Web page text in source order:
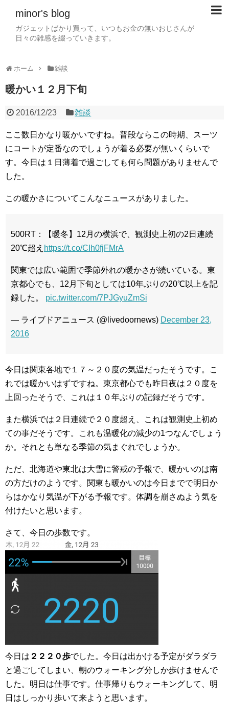
minor's blog
ガジェットばかり買って、いつもお金の無いおじさんが
日々の雑感を綴っていきます。
ホーム 雑談
暖かい１２月下旬
2016/12/23 雑談
ここ数日かなり暖かいですね。普段ならこの時期、スーツ
にコートが定番なのでしょうが着る必要が無いくらいで
す。今日は１日薄着で過ごしても何ら問題がありませんで
した。
この暖かさについてこんなニュースがありました。
500RT：【暖冬】12月の横浜で、観測史上初の2日連続
20℃超え https://t.co/CIh0fjFMrA
関東では広い範囲で季節外れの暖かさが続いている。東
京都心でも、12月下旬としては10年ぶりの20℃以上を記
録した。 pic.twitter.com/7PJGyuZmSi
— ライブドアニュース (@livedoornews) December 23,
2016
今日は関東各地で１７～２０度の気温だったそうです。こ
れでは暖かいはずですね。東京都心でも昨日夜は２０度を
上回ったそうで、これは１０年ぶりの記録だそうです。
また横浜では２日連続で２０度超え、これは観測史上初め
ての事だそうです。これも温暖化の減少の1つなんでしょう
か。それとも単なる季節の気まぐれでしょうか。
ただ、北海道や東北は大雪に警戒の予報で、暖かいのは南
の方だけのようです。関東も暖かいのは今日までで明日か
らはかなり気温が下がる予報です。体調を崩さぬよう気を
付けたいと思います。
さて、今日の歩数です。
今日は ２２２０歩でした。今日は出かける予定がダラダラ
と過ごしてしまい、朝のウォーキング分しか歩けませんで
した。明日は仕事です。仕事帰りもウォーキングして、明
日はしっかり歩いて来ようと思います。